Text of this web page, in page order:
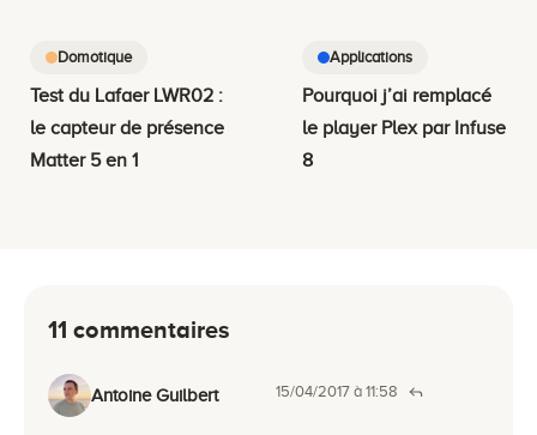
Domotique
Test du Lafaer LWR02 :
le capteur de présence
Matter 5 en 1
Applications
Pourquoi j’ai remplacé
le player Plex par Infuse
8
11 commentaires
Antoine Guilbert 15/04/2017 à 11:58